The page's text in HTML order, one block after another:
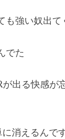
も強い奴出て
でた
が出る快感が
消えるんで